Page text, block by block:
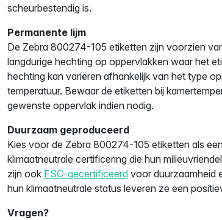
scheurbestendig is.
Permanente lijm
De Zebra 800274-105 etiketten zijn voorzien
langdurige hechting op oppervlakken waar het
hechting kan variëren afhankelijk van het type
temperatuur. Bewaar de etiketten bij
gewenste oppervlak indien nodig.
Duurzaam geproduceerd
Kies voor de Zebra 800274-105 etiketten als
klimaatneutrale certificering die hun
zijn ook FSC-gecertificeerd voor duurzaamheid
hun klimaatneutrale status leveren ze een
Vragen?